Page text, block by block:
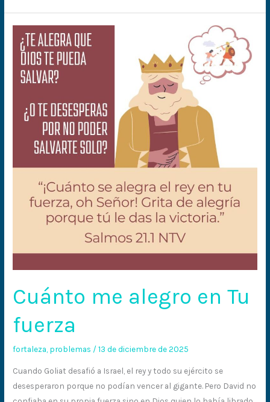
Cuánto me alegro en Tu
fuerza
fortaleza problemas /13 de diciembre de 2025
Cuando Goliat desafió a Israel, el rey y todo su ejército se
desesperaron porque no podían vencer al gigante. Pero David no
Cuánto
me
alegro
en
fuerza